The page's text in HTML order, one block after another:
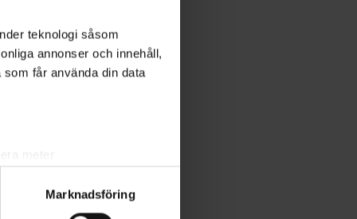
teknologi såsom
annonser och innehåll,
får använda din data
meter
. Du kan ändra
Marknadsföring